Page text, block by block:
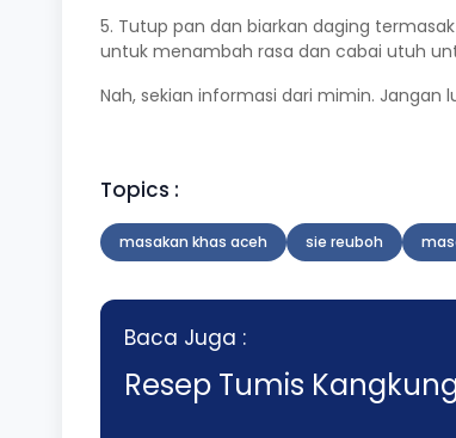
5. Tutup pan dan biarkan daging
untuk menambah rasa dan cabai utuh
Nah, sekian informasi dari mimin. Jangan
Topics :
masakan khas aceh sie reuboh
Baca Juga :
Resep Tumis